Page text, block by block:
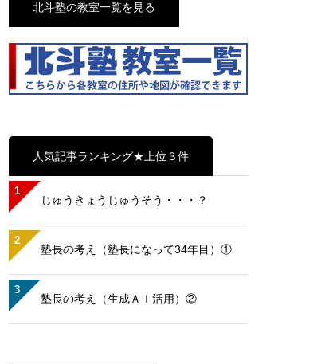
北斗塾の教室一覧を見る
人気記事ランキング★上位３件
1
じゅうきょうじゅうそう・・・？
2
塾長の考え（塾長になって34年目）①
3
塾長の考え（生成ＡＩ活用）②